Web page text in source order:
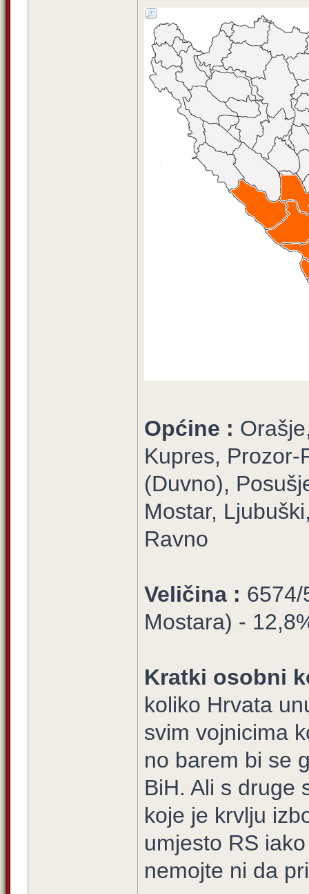
Općine :
Kupres, Prozor-
(Duvno),
Mostar,
Ravno
Veličina : 6574/
Mostara) -
Kratki osobni
koliko Hrvata
svim vojnicima
no barem bi se
BiH. Ali s druge
koje je krvlju
umjesto RS
nemojte ni da